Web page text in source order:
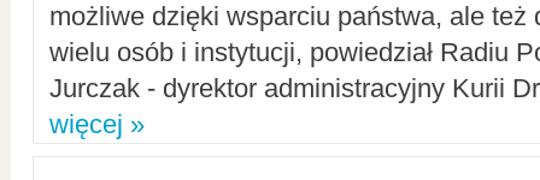
możliwe dzięki wsparciu państwa, ale też
wielu osób i instytucji, powiedział Radiu
Jurczak - dyrektor administracyjny Kurii
więcej »